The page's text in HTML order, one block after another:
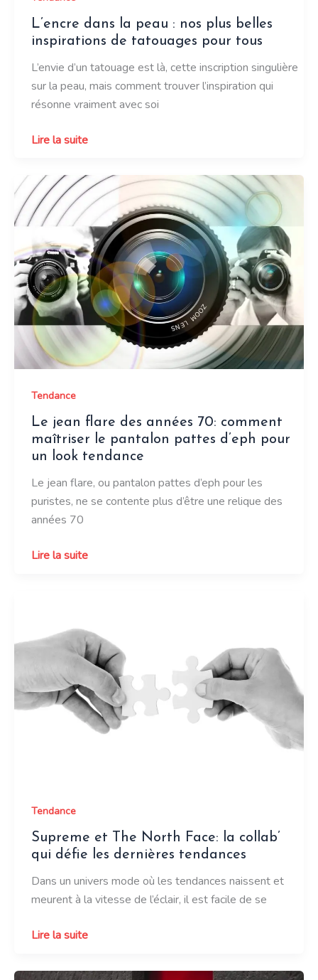
L’encre dans la peau : nos plus belles
inspirations de tatouages pour tous
L’envie d’un tatouage est là, cette inscription singulière
sur la peau, mais comment trouver l’inspiration qui
résonne vraiment avec soi
L’encre
peau
:
nos
plus
belles
inspirations
de
tatouages
pour
tous
Lire la suite
Tendance
Le jean flare des années 70: comment
maîtriser le pantalon pattes d’eph pour
un look tendance
Le jean flare, ou pantalon pattes d’eph pour les
puristes, ne se contente plus d’être une relique des
années 70
Le
années
maîtriser
le
look
tendance
Lire la suite
Tendance
Supreme et The North Face: la collab’
qui défie les dernières tendances
Dans un univers mode où les tendances naissent et
meurent à la vitesse de l’éclair, il est facile de se
Supreme
The
Lire la suite